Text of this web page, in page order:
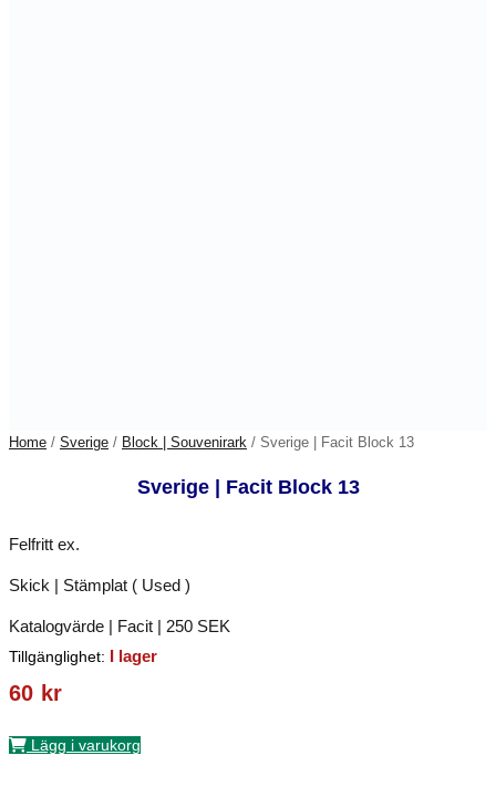
Home / Sverige / Block | Souvenirark / Sverige | Facit Block 13
Sverige | Facit Block 13
Felfritt ex.
Skick | Stämplat ( Used )
Katalogvärde | Facit | 250 SEK
Tillgänglighet: I lager
60 kr
Lägg i varukorg